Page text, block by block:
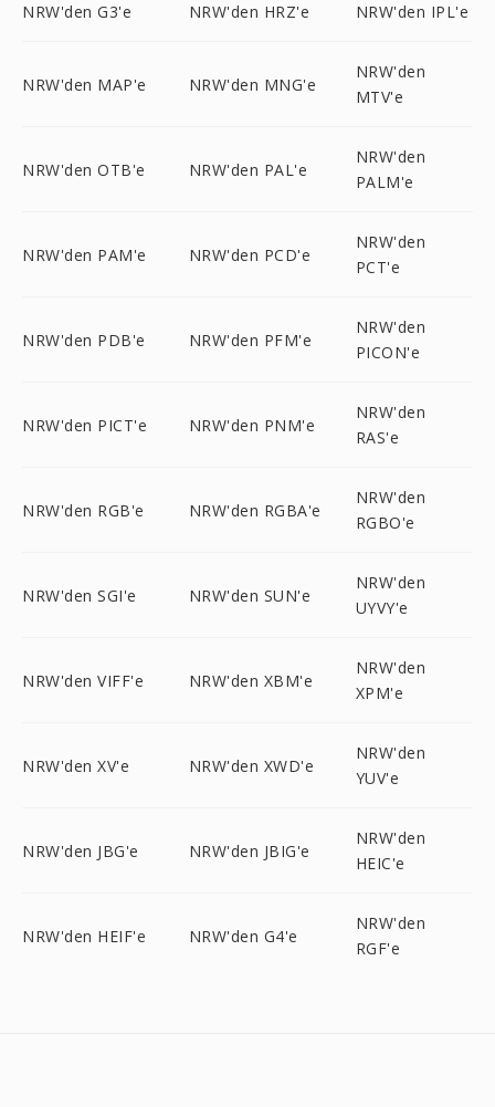
NRW'den G3'e NRW'den HRZ'e NRW'den IPL'e
NRW'den MAP'e NRW'den MNG'e
NRW'den
MTV'e
NRW'den OTB'e NRW'den PAL'e
NRW'den
PALM'e
NRW'den PAM'e NRW'den PCD'e
NRW'den
PCT'e
NRW'den PDB'e NRW'den PFM'e
NRW'den
PICON'e
NRW'den PICT'e NRW'den PNM'e
NRW'den
RAS'e
NRW'den RGB'e NRW'den RGBA'e
NRW'den
RGBO'e
NRW'den SGI'e NRW'den SUN'e
NRW'den
UYVY'e
NRW'den VIFF'e NRW'den XBM'e
NRW'den
XPM'e
NRW'den XV'e NRW'den XWD'e
NRW'den
YUV'e
NRW'den JBG'e NRW'den JBIG'e
NRW'den
HEIC'e
NRW'den HEIF'e NRW'den G4'e
NRW'den
RGF'e